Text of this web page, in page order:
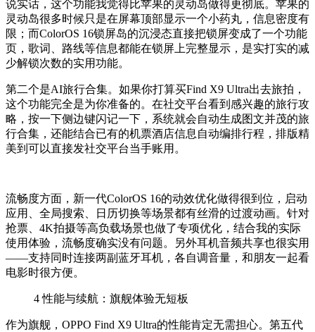
说实话，这个功能我觉得比苹果的灵动岛做得更彻底。苹果的
灵动岛很多时候只是在屏幕顶部显示一个小药丸，信息密度有
限；而ColorOS 16锁屏岛的沉浸态直接把锁屏变成了一个功能
页，歌词、路线等信息都能在锁屏上完整显示，是实打实的减
少解锁次数的实用功能。
第二个是AI旅行合集。如果你打算买Find X9 Ultra出去旅拍，
这个功能完全是为你准备的。在社交平台看到感兴趣的旅行攻
略，按一下侧边键闪记一下，系统就会自动生成图文并茂的旅
行合集，还能结合已有的机票酒店信息自动编排行程，排版精
美到可以直接发社交平台当手账用。
流畅度方面，新一代ColorOS 16的动效优化做得很到位，启动
应用、全局搜索、日历切换等场景都有丝滑的过渡动画。针对
抢票、4K拍摄等高负载场景也做了专项优化，结合我的实际
使用体验，流畅度确实没有问题。另外耳机音频共享也很实用
——支持同时连接两副蓝牙耳机，各自调音量，和朋友一起看
电影时很方便。
4性能与续航：旗舰体验无短板
作为旗舰，OPPO Find X9 Ultra的性能肯定无需担心。第五代